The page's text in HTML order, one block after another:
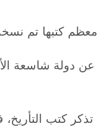
كتبها تم
عن دولة
كتب